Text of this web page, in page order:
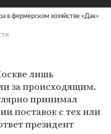
в фермерском хозяйстве «Дак»
лишь
за происходящим.
принимал
поставок с тех или
президент